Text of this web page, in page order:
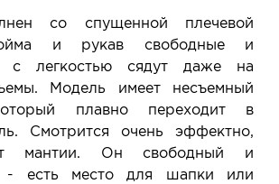
со спущенной плечевой
и рукав свободные и
с легкостью сядут даже на
Модель имеет несъемный
плавно переходит в
Смотрится очень эффектно,
мантии. Он свободный и
- есть место для шапки или